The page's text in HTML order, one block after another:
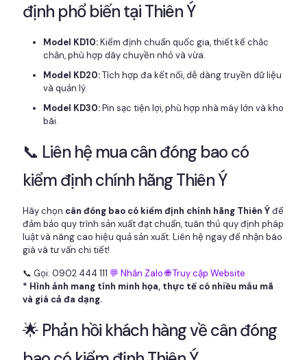
định phổ biến tại Thiên Ý
Model KD10:Kiểm định chuẩn quốc gia, thiết kế chắc
chắn, phù hợp dây chuyền nhỏ và vừa.
Model KD20:Tích hợp đa kết nối, dễ dàng truyền dữ liệu
và quản lý.
Model KD30:Pin sạc tiện lợi, phù hợp nhà máy lớn và kho
bãi.
📞 Liên hệ mua cân đóng bao có
kiểm định chính hãng Thiên Ý
Hãy chọn cân đóng bao có kiểm định chính hãng Thiên Ýđể
đảm bảo quy trình sản xuất đạt chuẩn, tuân thủ quy định pháp
luật và nâng cao hiệu quả sản xuất. Liên hệ ngay để nhận báo
giá và tư vấn chi tiết!
📞 Gọi: 0902 444 111 💬 Nhắn Zalo 🌐 Truy cập Website
* Hình ảnh mang tính minh họa, thực tế có nhiều mẫu mã
và giá cả đa dạng.
🌟 Phản hồi khách hàng về cân đóng